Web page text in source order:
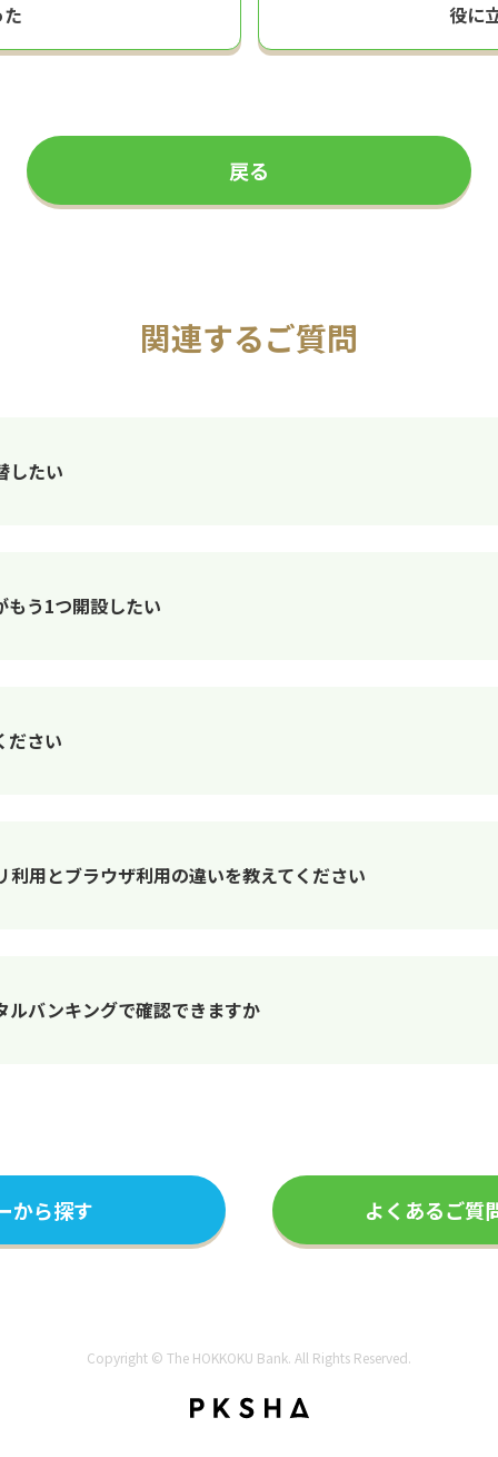
役に
戻る
関連するご質問
したい
もう1つ開設したい
ださい
用とブラウザ利用の違いを教えてください
ルバンキングで確認できますか
から探す よくあるご質
Copyright © The HOKKOKU Bank. All Rights Reserved.